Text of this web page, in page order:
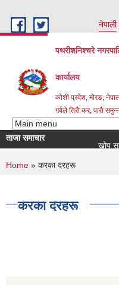
नेपाली
पथरीशनिश्चरे
कार्यालय
कोशी प्रदेश, मोरङ,
गर्वले तिराै कर, पाराै
ताजा समाचार
खोप
You are here
Home » करका दरहरू
करका दरहरू